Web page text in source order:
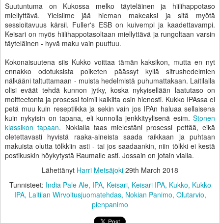
Suutuntuma on Kukossa melko täyteläinen ja hiilihappotaso
miellyttävä. Yleisilme jää hieman makeaksi ja sitä myötä
sessioitavuus kärsii. Fuller's ESB on kuivempi ja kaadettavampi.
Keisari on myös hiilihappotasoltaan miellyttävä ja rungoltaan varsin
täyteläinen - hyvä maku vain puuttuu.
Kokonaisuutena siis Kukko voittaa tämän kaksikon, mutta en nyt
ennakko odotuksista poiketen päässyt kyllä sitrushedelmien
nälkääni taltuttamaan - muista hedelmistä puhumattakaan. Laitilalla
olisi eväät tehdä kunnon jytky, koska nykyisellään laatutaso on
moitteetonta ja prosessi toimii kaikilta osin hienosti. Kukko IPAssa ei
petä muu kuin reseptiikka ja sekin vain jos IPAn haluaa sellaisena
kuin nykyisin on tapana, eli kunnolla jenkkityylisenä esim. Stonen
klassikon tapaan. Nokialla taas mielestäni prosessi pettää, eikä
oletettavasti hyvistä raaka-aineista saada raikkaan ja puhtaan
makuista olutta tölkkiin asti - tai jos saadaankin, niin tölkki ei kestä
postikuskin höykytystä Raumalle asti. Jossain on jotain vialla.
Lähettänyt Harri Metsäjoki 29th March 2018
Tunnisteet: India Pale Ale IPA Keisari Keisari IPA Kukko Kukko
IPA Laitilan Wirvoitusjuomatehdas Nokian Panimo Olutarvio
pienpanimo